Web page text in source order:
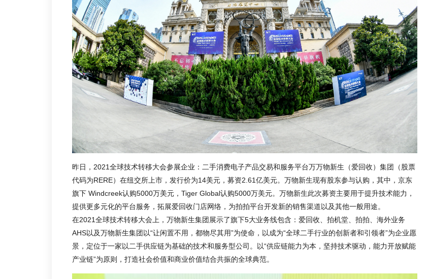
昨日，2021全球技术转移大会参展企业：二手消费电子产品交易和服务平台万万物新生（爱回收）集团（股票
代码为RERE）在纽交所上市，发行价为14美元，募资2.61亿美元。万物新生现有股东参与认购，其中，京东
旗下 Windcreek认购5000万美元，Tiger Global认购5000万美元。万物新生此次募资主要用于提升技术能力，
提供更多元化的平台服务，拓展爱回收门店网络，为拍拍平台开发新的销售渠道以及其他一般用途。
在2021全球技术转移大会上，万物新生集团展示了旗下5大业务线包含：爱回收、拍机堂、拍拍、海外业务
AHS以及万物新生集团以“让闲置不用，都物尽其用”为使命，以成为“全球二手行业的创新者和引领者”为企业愿
景，定位于一家以二手供应链为基础的技术和服务型公司。以“供应链能力为本，坚持技术驱动，能力开放赋能
产业链”为原则，打造社会价值和商业价值结合共振的全球典范。